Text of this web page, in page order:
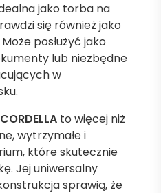
jako torba na
się również jako
posłużyć jako
lub niezbędne
w
to więcej niż
wytrzymałe i
które skutecznie
Jej uniwersalny
sprawią, że